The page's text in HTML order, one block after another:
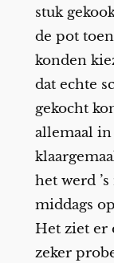
stuk
de pot
konden
dat echte
gekocht
allemaal in
het werd
middags
Het ziet er
zeker